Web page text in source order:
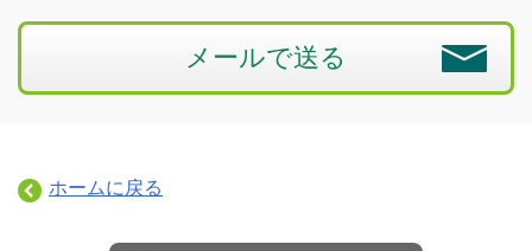
メールで送る
ホームに戻る